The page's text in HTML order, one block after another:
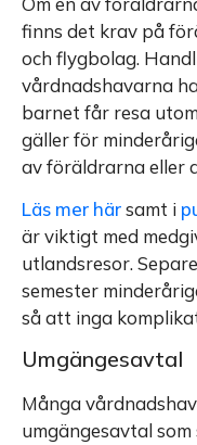
finns det krav på
och flygbolag.
vårdnadshavarna
barnet får resa
gäller för
av föräldrarna eller
Läs mer härsamt i
är viktigt med
utlandsresor.
semester
så att inga
Umgängesavtal
Många
umgängesavtal